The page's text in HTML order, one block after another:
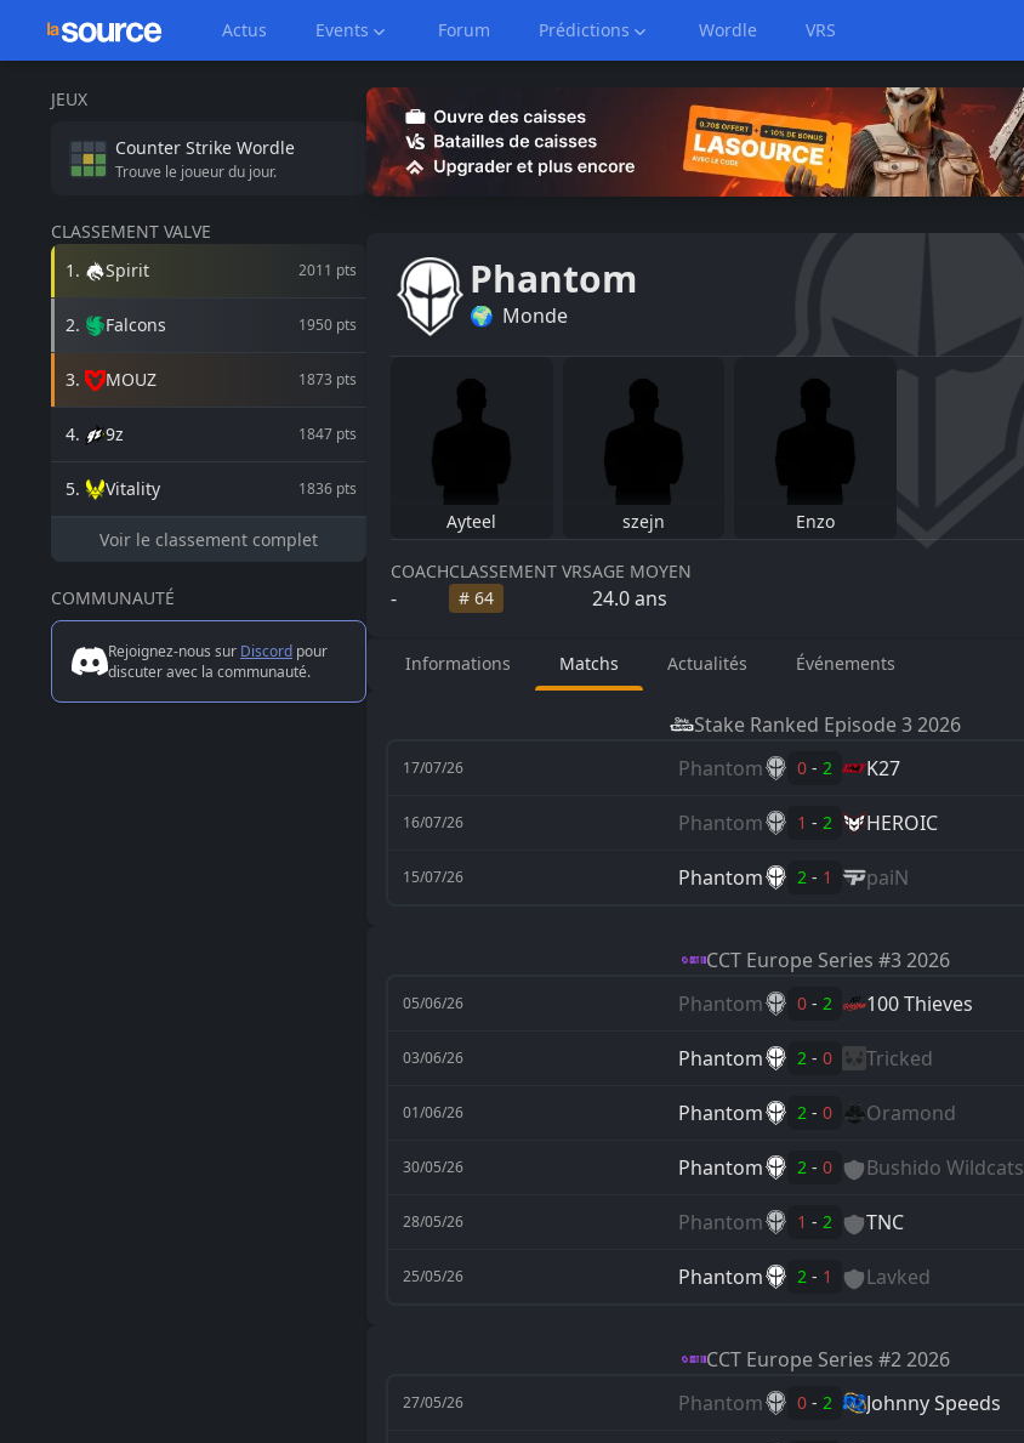
Actus Events Forum Prédictions Wordle VRS
JEUX
Counter Strike Wordle
Trouve le joueur du jour.
CLASSEMENT VALVE
1 . Spirit 2011 pts
2. Falcons 1950 pts
3. MOUZ 1873 pts
4. 9z 1847 pts
5. Vitality 1836 pts
Voir le classement complet
COMMUNAUTÉ
Rejoignez-nous sur Discord pour
discuter avec la communauté.
Phantom
🌍 Monde
Ayteel szejn Enzo
COACH
-
CLASSEMENT VRS
# 64
AGE MOYEN
24.0ans
Informations Matchs Actualités Événements
Stake Ranked Episode 3 2026
17/07/26 Phantom 0 -2 K27
16/07/26 Phantom 1 -2 HEROIC
15/07/26 Phantom 2 - 1 paiN
CCT Europe Series #3 2026
05/06/26 Phantom 0 -2 100 Thieves
03/06/26 Phantom 2 -0 Tricked
01/06/26 Phantom 2 -0 Oramond
30/05/26 Phantom 2 -0 Bushido Wildcats
28/05/26 Phantom 1 -2 TNC
25/05/26 Phantom 2 - 1 Lavked
CCT Europe Series #2 2026
27/05/26 Phantom 0 -2 Johnny Speeds